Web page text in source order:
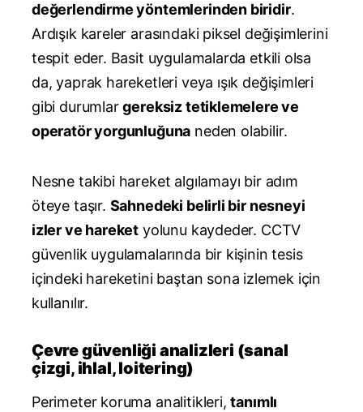
değerlendirme yöntemlerinden biridir.
Ardışık kareler arasındaki piksel değişimlerini
tespit eder. Basit uygulamalarda etkili olsa
da, yaprak hareketleri veya ışık değişimleri
gibi durumlargereksiz tetiklemelere ve
operatör yorgunluğuna neden olabilir.
Nesne takibi hareket algılamayı bir adım
öteye taşır. Sahnedeki belirli bir nesneyi
izler ve hareket yolunu kaydeder. CCTV
güvenlik uygulamalarında bir kişinin tesis
içindeki hareketini baştan sona izlemek için
kullanılır.
Çevre güvenliği analizleri (sanal
çizgi, ihlal, loitering)
Perimeter koruma analitikleri,tanımlı